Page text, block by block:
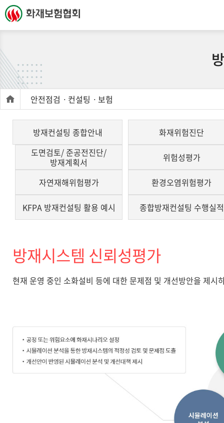
안전점검ㆍ컨설팅ㆍ보험
방재컨설팅 종합안내
화재위험진단
도면검토/ 준공전진단/
방재계획서
위험성평가
자연재해위험평가 환경오염위험평가
KFPA 방재컨설팅 활용 예시 종합방재컨설팅 수행실적
방재시스템 신뢰성평가
현재 운영 중인 소화설비 등에 대한 문제점 및 개선방안을 제